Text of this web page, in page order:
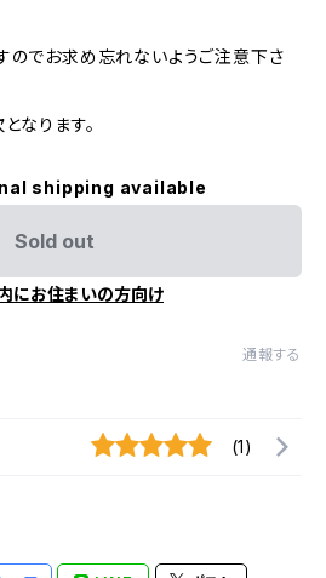
のでお求め忘れないようご注意下さ
なります。
shipping available
Sold out
にお住まいの方向け
通報する
(1)